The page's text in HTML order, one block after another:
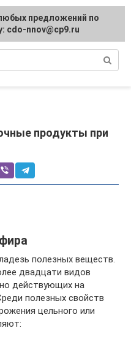
продукты при
полезных веществ.
двадцати видов
действующих на
полезных свойств
цельного или
предложений по
cdo-nnov@cp9.ru